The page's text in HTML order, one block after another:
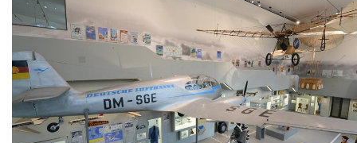
Phoenix